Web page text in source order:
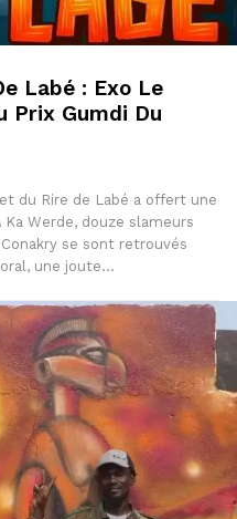
Labé : Exo Le
Prix Gumdi Du
du Rire de Labé a offert une
Werde, douze slameurs
se sont retrouvés
une joute…